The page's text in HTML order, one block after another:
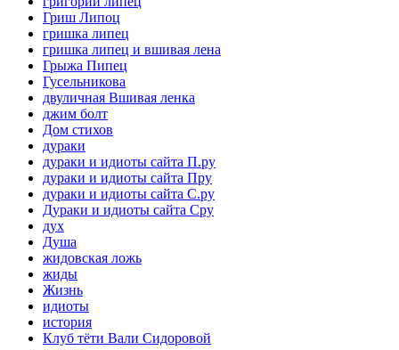
Гриш Липоц
гришка липец
гришка липец и вшивая лена
Грыжа Пипец
Гусельникова
двуличная Вшивая ленка
джим болт
Дом стихов
дураки
дураки и идиоты сайта П.ру
дураки и идиоты сайта Пру
дураки и идиоты сайта С.ру
Дураки и идиоты сайта Сру
дух
Душа
жидовская ложь
жиды
Жизнь
идиоты
история
Клуб тёти Вали Сидоровой